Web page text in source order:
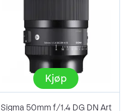
Kjøp
Sigma 50mm f/1.4 DG DN Art